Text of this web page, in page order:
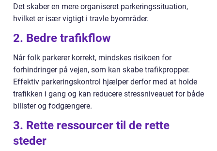
Det skaber en mere organiseret parkeringssituation,
hvilket er især vigtigt i travle byområder.
2. Bedre trafikflow
Når folk parkerer korrekt, mindskes risikoen for
forhindringer på vejen, som kan skabe trafikpropper.
Effektiv parkeringskontrol hjælper derfor med at holde
trafikken i gang og kan reducere stressniveauet for både
bilister og fodgængere.
3. Rette ressourcer til de rette
steder